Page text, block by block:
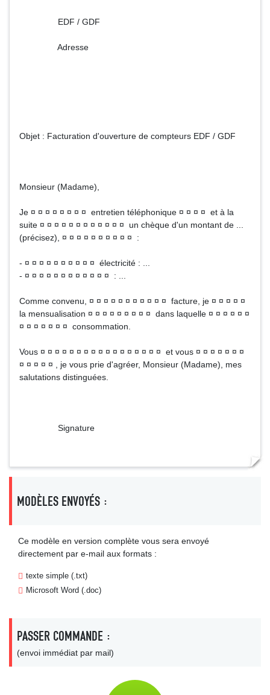
EDF / GDF
Adresse
Objet : Facturation d'ouverture de compteurs EDF / GDF
Monsieur (Madame),
Je ¤ ¤ ¤ ¤ ¤ ¤ ¤ ¤ entretien téléphonique ¤ ¤ ¤ ¤ et à la
suite ¤ ¤ ¤ ¤ ¤ ¤ ¤ ¤ ¤ ¤ ¤ ¤ un chèque d'un montant de ...
(précisez), ¤ ¤ ¤ ¤ ¤ ¤ ¤ ¤ ¤ ¤ :
- ¤ ¤ ¤ ¤ ¤ ¤ ¤ ¤ ¤ ¤ électricité : ...
- ¤ ¤ ¤ ¤ ¤ ¤ ¤ ¤ ¤ ¤ ¤ ¤ : ...
Comme convenu, ¤ ¤ ¤ ¤ ¤ ¤ ¤ ¤ ¤ ¤ ¤ facture, je ¤ ¤ ¤ ¤ ¤
la mensualisation ¤ ¤ ¤ ¤ ¤ ¤ ¤ ¤ ¤ dans laquelle ¤ ¤ ¤ ¤ ¤ ¤
¤ ¤ ¤ ¤ ¤ ¤ ¤ consommation.
Vous ¤ ¤ ¤ ¤ ¤ ¤ ¤ ¤ ¤ ¤ ¤ ¤ ¤ ¤ ¤ ¤ ¤ et vous ¤ ¤ ¤ ¤ ¤ ¤ ¤
¤ ¤ ¤ ¤ ¤ , je vous prie d'agréer, Monsieur (Madame), mes
salutations distinguées.
Signature
MODÈLES ENVOYÉS :
Ce modèle en version complète vous sera envoyé
directement par e-mail aux formats :
texte simple (.txt)
Microsoft Word (.doc)
PASSER COMMANDE :
(envoi immédiat par mail)